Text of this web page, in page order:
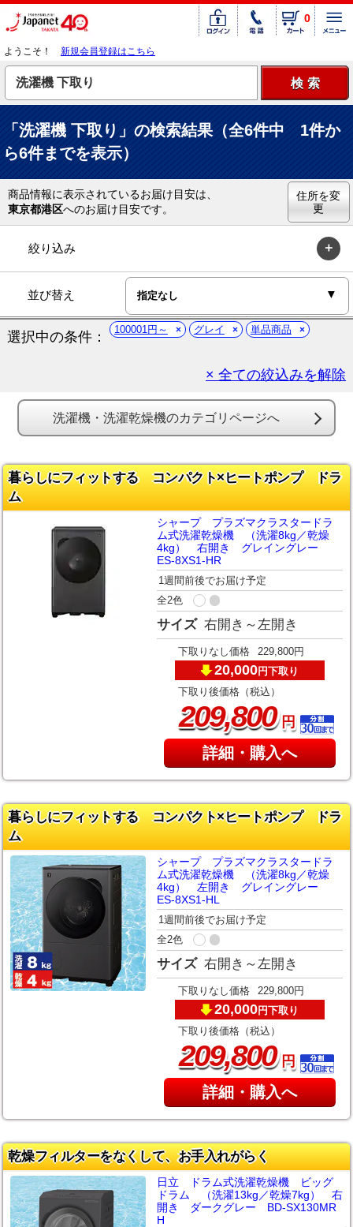
0
ようこそ！ 新規会員登録はこちら
「洗濯機 下取り」の検索結果（全6件中 1件か
ら6件までを表示）
商品情報に表示されているお届け目安は、
東京都港区へのお届け目安です。
住所を変
更
絞り込み
並び替え
選択中の条件： 100001円～ グレイ 単品商品
× 全ての絞込みを解除
洗濯機・洗濯乾燥機のカテゴリページへ
暮らしにフィットする コンパクト×ヒートポンプ ドラ
ム
シャープ プラズマクラスタードラ
ム式洗濯乾燥機 （洗濯8kg／乾燥
4kg） 右開き グレイングレー
ES-8XS1-HR
1週間前後でお届け予定
全2色
サイズ 右開き～左開き
下取りなし価格 229,800円
20,000円下取り
下取り後価格（税込）
209,800円
詳細・購入へ
暮らしにフィットする コンパクト×ヒートポンプ ドラ
ム
シャープ プラズマクラスタードラ
ム式洗濯乾燥機 （洗濯8kg／乾燥
4kg） 左開き グレイングレー
ES-8XS1-HL
1週間前後でお届け予定
全2色
サイズ 右開き～左開き
下取りなし価格 229,800円
20,000円下取り
下取り後価格（税込）
209,800円
詳細・購入へ
乾燥フィルターをなくして、お手入れがらく
日立 ドラム式洗濯乾燥機 ビッグ
ドラム （洗濯13kg／乾燥7kg） 右
開き ダークグレー BD-SX130MR
H